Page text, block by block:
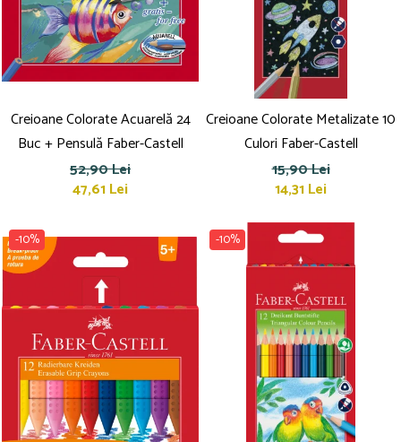
Creioane Colorate Acuarelă 24
Buc + Pensulă Faber-Castell
52,90 Lei
47,61 Lei
Creioane Colorate Metalizate 10
Culori Faber-Castell
15,90 Lei
14,31 Lei
-10% -10%